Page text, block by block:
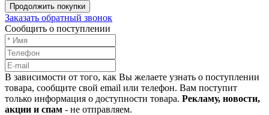
Продолжить покупки
Заказать обратный звонок
Сообщить о поступлении
В зависимости от того, как Вы желаете узнать о поступлении
товара, сообщите свой email или телефон. Вам поступит
только информация о доступности товара. Рекламу, новости,
акции и спам - не отправляем.